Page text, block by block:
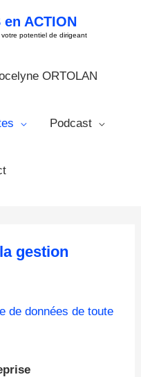
en ACTION
potentiel de dirigeant
ORTOLAN
Podcast
gestion
de données de toute